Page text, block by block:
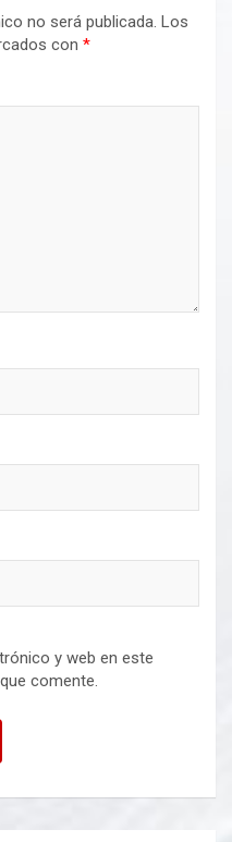
no será publicada. Los
con *
y web en este
comente.